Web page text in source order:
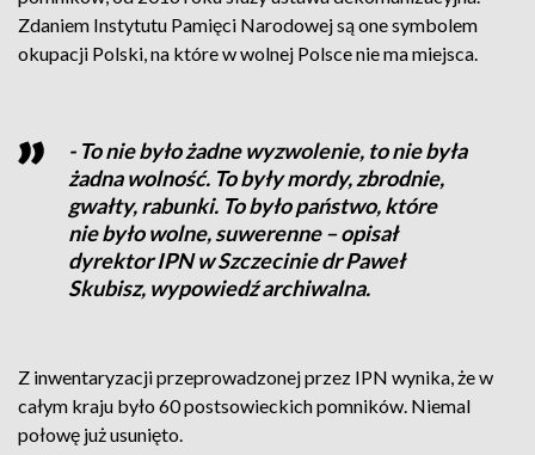
Zdaniem Instytutu Pamięci Narodowej są one symbolem
okupacji Polski, na które w wolnej Polsce nie ma miejsca.
- To nie było żadne wyzwolenie, to nie była
żadna wolność. To były mordy, zbrodnie,
gwałty, rabunki. To było państwo, które
nie było wolne, suwerenne – opisał
dyrektor IPN w Szczecinie dr Paweł
Skubisz, wypowiedź archiwalna.
Z inwentaryzacji przeprowadzonej przez IPN wynika, że w
całym kraju było 60 postsowieckich pomników. Niemal
połowę już usunięto.